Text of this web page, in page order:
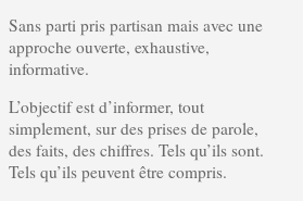
Sans parti pris partisan mais avec une
approche ouverte, exhaustive,
informative.
L’objectif est d’informer, tout
simplement, sur des prises de parole,
des faits, des chiffres. Tels qu’ils sont.
Tels qu’ils peuvent être compris.